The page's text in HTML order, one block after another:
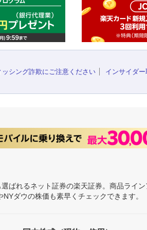
ッシング詐欺にご注意ください インサイダ
ばれるネット証券の楽天証券。商品ライ
ダウの株価も素早くチェックできます。